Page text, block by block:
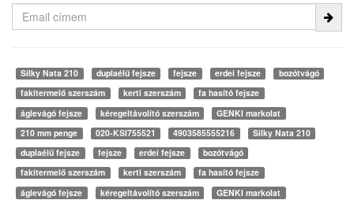
Silky Nata 210 duplaélű fejsze fejsze erdei fejsze
bozótvágó
fakitermelő szerszám
kerti szerszám
fa hasító fejsze
áglevágó fejsze
kéregeltávolító szerszám
GENKI markolat
210 mm penge
020-KSI755521 4903585555216
Silky Nata 210
duplaélű fejsze
fejsze erdei fejsze
bozótvágó
fakitermelő szerszám
kerti szerszám
fa hasító fejsze
áglevágó fejsze
kéregeltávolító szerszám
GENKI markolat